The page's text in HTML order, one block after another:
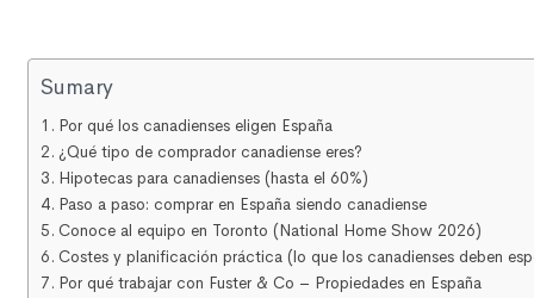
Sumary
Por qué los canadienses eligen España
¿Qué tipo de comprador canadiense eres?
Hipotecas para canadienses (hasta el 60%)
Paso a paso: comprar en España siendo canadiense
Conoce al equipo en Toronto (National Home Show 2026)
Costes y planificación práctica (lo que los canadienses deben
Por qué trabajar con Fuster & Co – Propiedades en España